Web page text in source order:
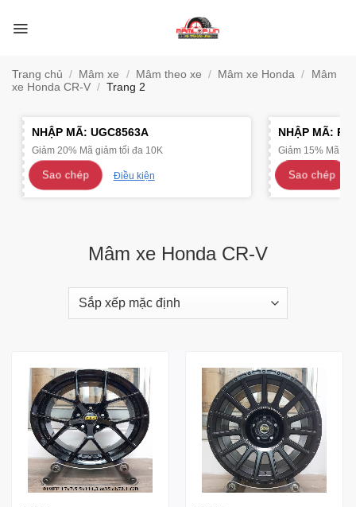
qua
Trang chủ / Mâm xe / Mâm theo xe / Mâm xe Honda /
Mâm
xe Honda CR-V / Trang 2
NHẬP MÃ: UGC8563A
Giảm 20% Mã giảm tối đa 10K
Sao chép Điều kiện
NHẬP MÃ:
Giảm 15% Mã
Sao chép
Mâm xe Honda CR-V